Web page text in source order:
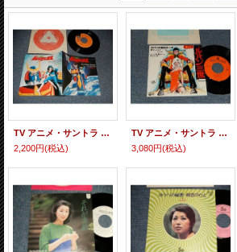
TV アニメ・サントラ 伊勢功一 Koichi Ise - 宇宙戦士バルディオス A)あしたに生きろバルディオス B)マリン,いのちの旅) (MINT/MINT) / 1980 JAPAN ORIGINAL Used 7" Single シングル
2,200円(税込)
TV アニメ・サントラ ピート・マック・ジュニア/ 水木一郎 ‎ユー＆エクスプロージョン・バンド TV ANIMATION SOUND TRACK YU & EXPLOSION BAND (大野雄二 YUJI OHNO) - A) ルパン三世のテーマ LUPIN THE THIRD THEME B) ルパン三世 愛のテーマ LUPIN THE THIRD LOVE THEME (MINT/MINT) / 1978 JAPAN ORIGINAL Used 7" Single シングル
3,080円(税込)